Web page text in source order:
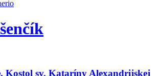
Kostol sv. Kataríny Alexandrijskej